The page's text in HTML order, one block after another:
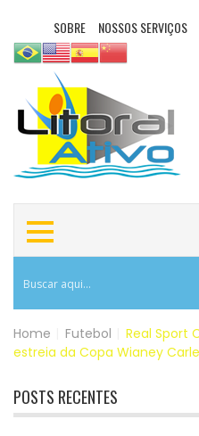
SOBRE NOSSOS SERVIÇOS
Home Futebol
Real Sport
estreia da Copa Wianey
POSTS RECENTES